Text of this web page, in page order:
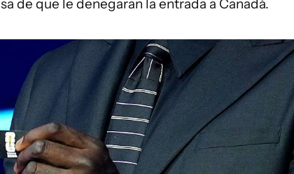
de que le denegaran la entrada a Canadá.